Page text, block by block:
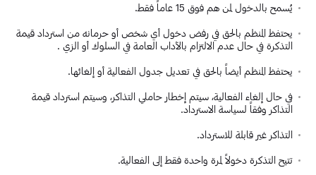
يُسمح بالدخول لمن هم فوق 15 عاماً فقط.
يحتفظ المنظم بالحق في رفض دخول أي شخص أو حرمانه من استرداد قيمة
التذكرة في حال عدم الالتزام بالآداب العامة في السلوك أو الزي .
يحتفظ المنظم أيضاً بالحق في تعديل جدول الفعالية أو إلغائها.
في حال إلغاء الفعالية، سيتم إخطار حاملي التذاكر، وسيتم استرداد قيمة
التذاكر وفقاً لسياسة الاسترداد.
التذاكر غير قابلة للاسترداد.
تتيح التذكرة دخولاً لمرة واحدة فقط إلى الفعالية.